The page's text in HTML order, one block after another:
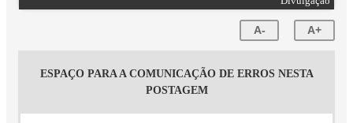
A- A+
ESPAÇO PARA A COMUNICAÇÃO DE ERROS NESTA
POSTAGEM